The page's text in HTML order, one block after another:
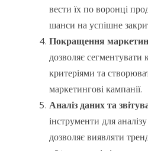
вести їх по воронці
шанси на успішне
Покращення
дозволяє сегментувати
критеріями та
маркетингові кампанії.
Аналіз даних та
інструменти для
дозволяє виявляти